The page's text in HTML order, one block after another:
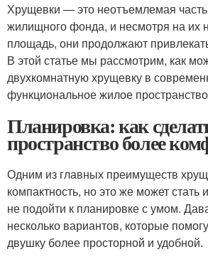
Хрущевки — это неотъемлемая
жилищного фонда, и несмотря на их
площадь, они продолжают
В этой статье мы рассмотрим, как
двухкомнатную хрущевку в
функциональное жилое
Планировка: как
пространство более
Одним из главных преимуществ
компактность, но это же может стать
не подойти к планировке с умом.
несколько вариантов, которые
двушку более просторной и удобной.